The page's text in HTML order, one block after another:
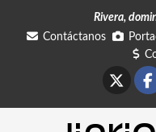
Rivera,
Contáctanos